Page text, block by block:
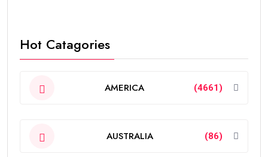
Hot Catagories
AMERICA (4661)
AUSTRALIA (86)